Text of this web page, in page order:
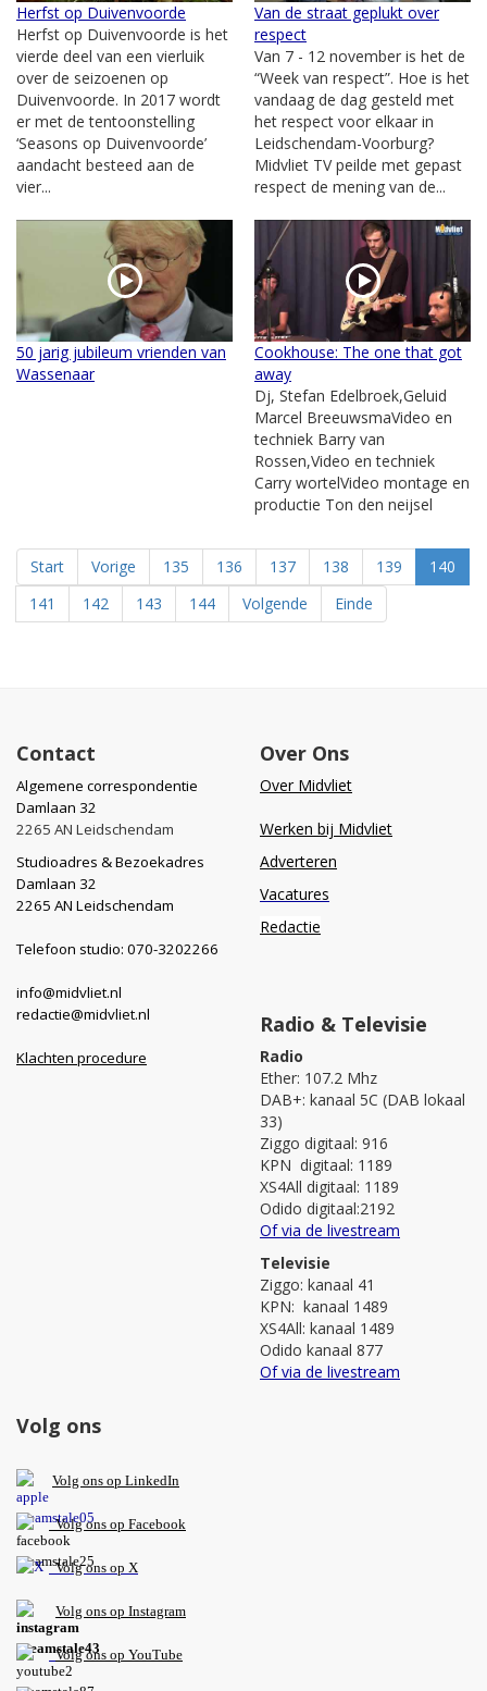
Herfst op Duivenvoorde
Herfst op Duivenvoorde is het
vierde deel van een vierluik
over de seizoenen op
Duivenvoorde. In 2017 wordt
er met de tentoonstelling
‘Seasons op Duivenvoorde’
aandacht besteed aan de
vier...
Van de straat geplukt over
respect
Van 7 - 12 november is het de
“Week van respect”. Hoe is het
vandaag de dag gesteld met
het respect voor elkaar in
Leidschendam-Voorburg?
Midvliet TV peilde met gepast
respect de mening van de...
50 jarig jubileum vrienden van
Wassenaar
Cookhouse: The one that got
away
Dj, Stefan Edelbroek,Geluid
Marcel BreeuwsmaVideo en
techniek Barry van
Rossen,Video en techniek
Carry wortelVideo montage en
productie Ton den neijsel
Start Vorige 135 136 137 138 139
140
141
142 143 144 Volgende Einde
Contact
Algemene correspondentie
Damlaan 32
2265 AN Leidschendam
Studioadres & Bezoekadres
Damlaan 32
2265 AN Leidschendam
Telefoon studio: 070-3202266
info@midvliet.nl
redactie@midvliet.nl
Klachten procedure
Over Ons
Over Midvliet
Werken bij Midvliet
Adverteren
Vacatures
Redactie
Radio & Televisie
Radio
Ether: 107.2 Mhz
DAB+: kanaal 5C (DAB lokaal
33)
Ziggo digitaal: 916
KPN digitaal: 1189
XS4All digitaal: 1189
Odido digitaal:2192
Of via de livestream
Televisie
Ziggo: kanaal 41
KPN: kanaal 1489
XS4All: kanaal 1489
Odido kanaal 877
Of via de livestream
Volg ons
Volg ons op LinkedIn
Volg ons op Facebook
Volg ons op X
Volg ons op Instagram
Volgons op YouTube